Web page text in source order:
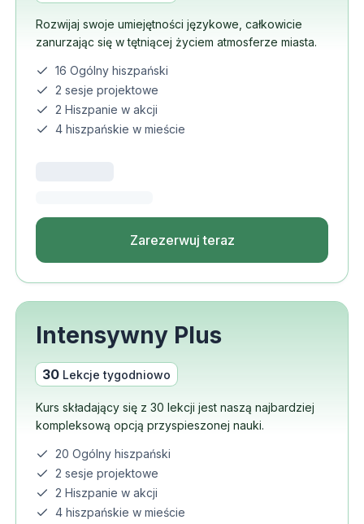
Rozwijaj swoje umiejętności językowe, całkowicie
zanurzając się w tętniącej życiem atmosferze miasta.
16 Ogólny hiszpański
2 sesje projektowe
2 Hiszpanie w akcji
4 hiszpańskie w mieście
Zarezerwuj teraz
Intensywny Plus
30 Lekcje tygodniowo
Kurs składający się z 30 lekcji jest naszą najbardziej
kompleksową opcją przyspieszonej nauki.
20 Ogólny hiszpański
2 sesje projektowe
2 Hiszpanie w akcji
4 hiszpańskie w mieście